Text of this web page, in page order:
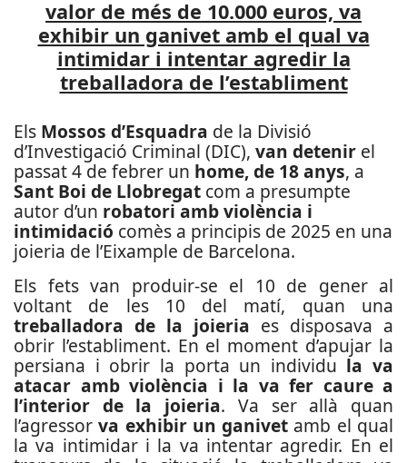
valor de més de 10.000 euros, va
exhibir un ganivet amb el qual va
intimidar i intentar agredir la
treballadora de l’establiment
Els Mossos d’Esquadra de la Divisió
d’Investigació Criminal (DIC), van detenir el
passat 4 de febrer un home, de 18 anys, a
Sant Boi de Llobregat com a presumpte
autor d’un robatori amb violència i
intimidació comès a principis de 2025 en una
joieria de l’Eixample de Barcelona.
Els fets van produir-se el 10 de gener al
voltant de les 10 del matí, quan una
treballadora de la joieria es disposava a
obrir l’establiment. En el moment d’apujar la
persiana i obrir la porta un individu la va
atacar amb violència i la va fer caure a
l’interior de la joieria. Va ser allà quan
l’agressorva exhibir un ganivet amb el qual
la va intimidar i la va intentar agredir. En el